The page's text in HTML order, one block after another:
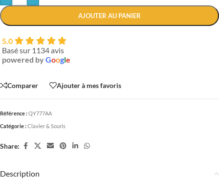
AJOUTER AU PANIER
5.0
Basé sur 1134 avis
powered byGoogle
Comparer Ajouter à mes favoris
Référence :QY777AA
Catégorie :Clavier & Souris
Share:
Description